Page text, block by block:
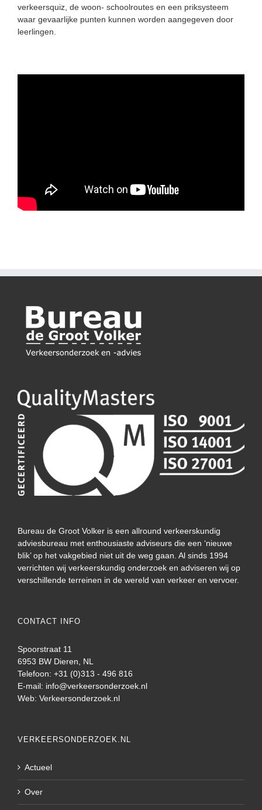
verkeersquiz, de woon- schoolroutes en een priksysteem
waar gevaarlijke punten kunnen worden aangegeven door
leerlingen.
Bureau de Groot Volker is een allround verkeerskundig
adviesbureau met enthousiaste adviseurs die een ‘nieuwe
blik’ op het vakgebied niet uit de weg gaan. Al sinds 1994
verrichten wij verkeerskundig onderzoek en adviseren wij op
verschillende terreinen in de wereld van verkeer en vervoer.
CONTACT INFO
Spoorstraat 11
6953 BW Dieren, NL
Telefoon: +31 (0)313 - 496 816
E-mail: info@verkeersonderzoek.nl
Web: Verkeersonderzoek.nl
VERKEERSONDERZOEK.NL
Actueel
Over